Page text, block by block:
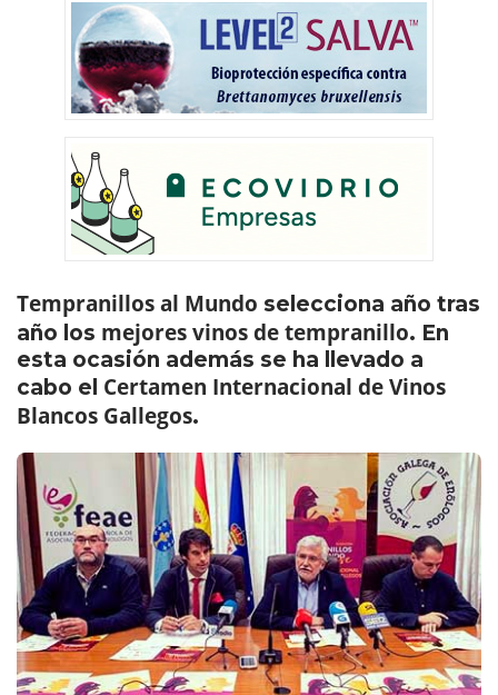
Tempranillos al Mundo selecciona año tras
año los mejores vinos de tempranillo. En
esta ocasión además se ha llevado a
cabo el Certamen Internacional de Vinos
Blancos Gallegos.